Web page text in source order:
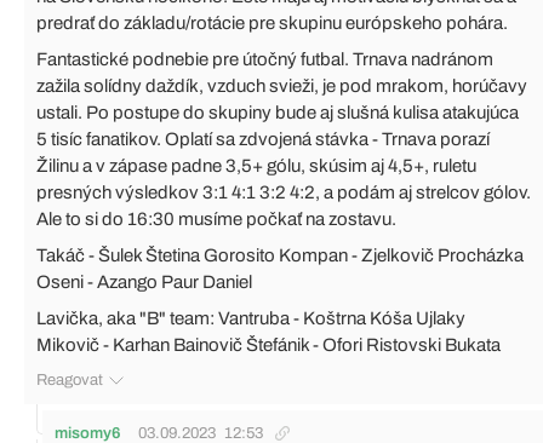
predrať do základu/rotácie pre skupinu európskeho pohára.
Fantastické podnebie pre útočný futbal. Trnava nadránom
zažila solídny daždík, vzduch svieži, je pod mrakom, horúčavy
ustali. Po postupe do skupiny bude aj slušná kulisa atakujúca
5 tisíc fanatikov. Oplatí sa zdvojená stávka - Trnava porazí
Žilinu a v zápase padne 3,5+ gólu, skúsim aj 4,5+, ruletu
presných výsledkov 3:1 4:1 3:2 4:2, a podám aj strelcov gólov.
Ale to si do 16:30 musíme počkať na zostavu.
Takáč - Šulek Štetina Gorosito Kompan - Zjelkovič Procházka
Oseni - Azango Paur Daniel
Lavička, aka "B" team: Vantruba - Koštrna Kóša Ujlaky
Mikovič - Karhan Bainovič Štefánik - Ofori Ristovski Bukata
Reagovat
misomy6 03.09.2023 12:53